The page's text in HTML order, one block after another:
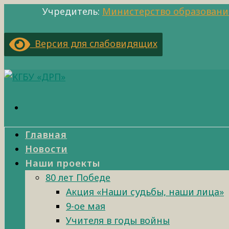
Учредитель: Министерство
Версия для слабовидящих
Главная
Новости
Наши проекты
80 лет Победе
Акция «Наши судьбы, наши лица»
9-ое мая
Учителя в годы войны